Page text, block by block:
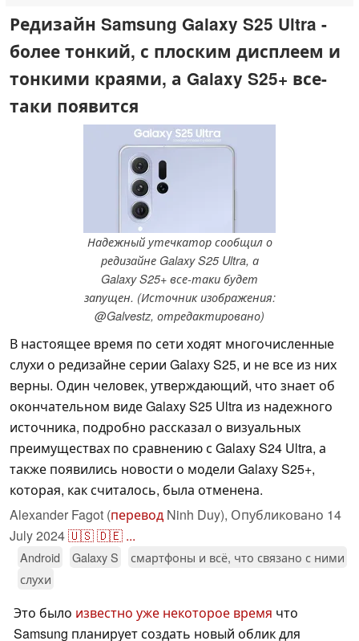
Редизайн Samsung Galaxy S25 Ultra -
более тонкий, с плоским дисплеем и
тонкими краями, а Galaxy S25+ все-
таки появится
Надежный утечкатор сообщил о
редизайне Galaxy S25 Ultra, а
Galaxy S25+ все-таки будет
запущен. (Источник изображения:
@Galvestz, отредактировано)
В настоящее время по сети ходят многочисленные
слухи о редизайне серии Galaxy S25, и не все из них
верны. Один человек, утверждающий, что знает об
окончательном виде Galaxy S25 Ultra из надежного
источника, подробно рассказал о визуальных
преимуществах по сравнению с Galaxy S24 Ultra, а
также появились новости о модели Galaxy S25+,
которая, как считалось, была отменена.
Alexander Fagot (перевод Ninh Duy), Опубликовано 14
July 2024🇺🇸🇩🇪 ...
Android Galaxy S
смартфоны и всё, что связано с ними
слухи
Это было известно уже некоторое время что
Samsung планирует создать новый облик для